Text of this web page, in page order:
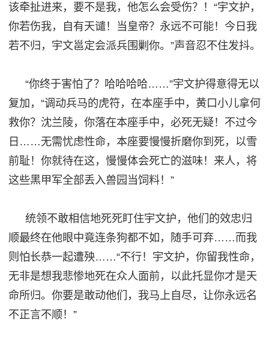
该牵扯进来，要不是我，他怎么会受伤？！“宇文护，
你若伤我，自有天谴！当皇帝？永远不可能！今日我
若不归，宇文邕定会派兵围剿你。”声音忍不住发抖。
“你终于害怕了？哈哈哈哈……”宇文护得意得无以
复加， “调动兵马的虎符，在本座手中，黄口小儿拿何
救你？沈兰陵，你落在本座手中 ，必死无疑！不过今
日 ……无需忧虑性命，本座要慢慢折磨你到死，以雪
前耻！你就待在这，慢慢体会死亡的滋味！来人，将
这些黑甲军全部丢入兽园当饲料！ ”
统领不敢相信地死死盯住宇文护，他们的效忠归
顺最终在他眼中竟连条狗都不如，随手可弃……而我
则怕长恭一起遭殃……“不行！宇文护，你留我性命，
无非是想我悲惨地死在众人面前，以此托显你才是天
命所归。你要是敢动他们，我马上自尽，让你永远名
不正言不顺！ ”